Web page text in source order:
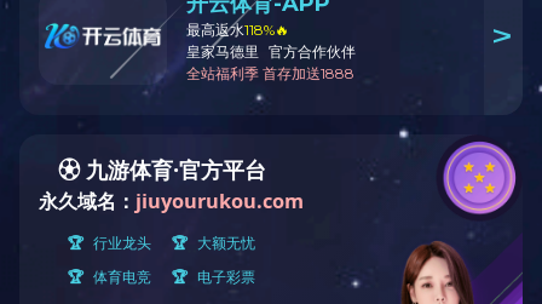
易于理解的工作原理
认证符合全球市场